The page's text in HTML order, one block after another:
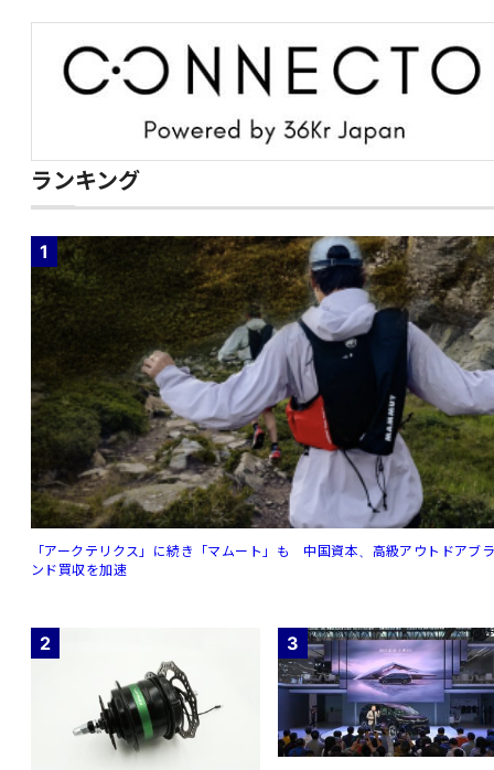
ランキング
1
「アークテリクス」に続き「マムート」も 中国資本、高級アウトドアブ
ンド買収を加速
2 3